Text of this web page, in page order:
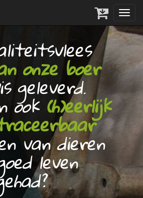
onze boer
geleverd.
ook(h)eerlijk
van dieren
leven